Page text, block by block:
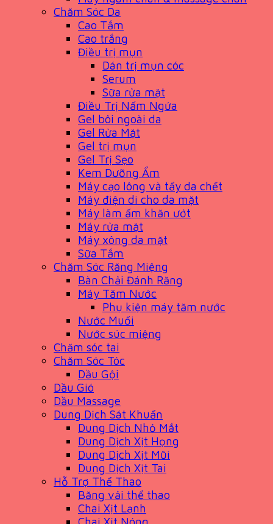
Chăm Sóc Da
Cao Tắm
Cao trắng
Điều trị mụn
Dán trị mụn cóc
Serum
Sữa rửa mặt
Điều Trị Nấm Ngứa
Gel bôi ngoài da
Gel Rửa Mặt
Gel trị mụn
Gel Trị Sẹo
Kem Dưỡng Ẩm
Máy cạo lông và tẩy da chết
Máy điện di cho da mặt
Máy làm ấm khăn ướt
Máy rửa mặt
Máy xông da mặt
Sữa Tắm
Chăm Sóc Răng Miệng
Bàn Chải Đánh Răng
Máy Tăm Nước
Phụ kiện máy tăm nước
Nước Muối
Nước súc miệng
Chăm sóc tai
Chăm Sóc Tóc
Dầu Gội
Dầu Gió
Dầu Massage
Dung Dịch Sát Khuẩn
Dung Dịch Nhỏ Mắt
Dung Dịch Xịt Họng
Dung Dịch Xịt Mũi
Dung Dịch Xịt Tai
Hỗ Trợ Thể Thao
Băng vải thể thao
Chai Xịt Lạnh